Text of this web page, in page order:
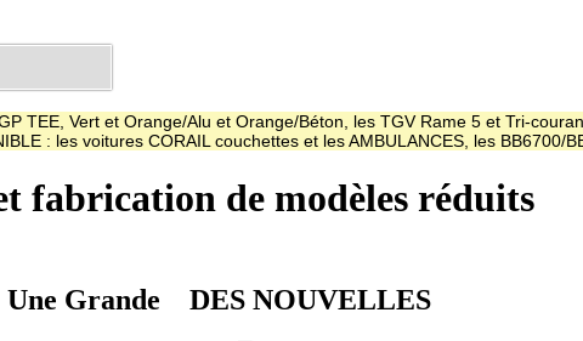
TEE, Vert et Orange/Alu et Orange/Béton, les TGV Rame 5 et Tri-
: les voitures CORAIL couchettes et les AMBULANCES, les BB6700/
fabrication de modèles réduits
Grande
DES NOUVELLES